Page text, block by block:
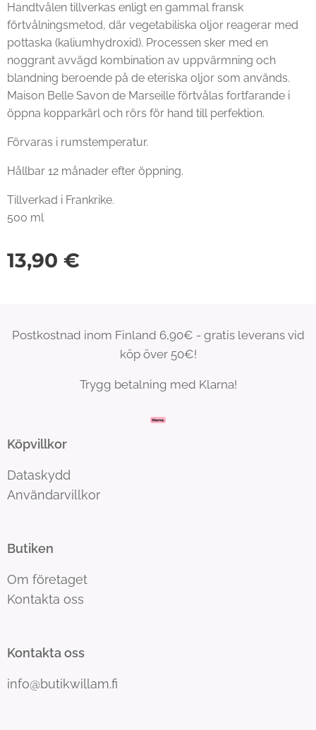
Handtvålen tillverkas enligt en gammal fransk
förtvålningsmetod, där vegetabiliska oljor reagerar med
pottaska (kaliumhydroxid). Processen sker med en
noggrant avvägd kombination av uppvärmning och
blandning beroende på de eteriska oljor som används.
Maison Belle Savon de Marseille förtvålas fortfarande i
öppna kopparkärl och rörs för hand till perfektion.
Förvaras i rumstemperatur.
Hållbar 12 månader efter öppning.
Tillverkad i Frankrike.
500 ml
13,90 €
Postkostnad inom Finland 6,90€ - gratis leverans vid
köp över 50€!
Trygg betalning med Klarna!
Köpvillkor
Dataskydd
Användarvillkor
Butiken
Om företaget
Kontakta oss
Kontakta oss
info@butikwillam.fi